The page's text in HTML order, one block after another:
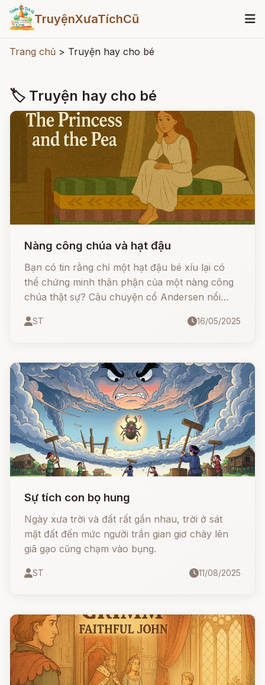
TruyệnXưaTíchCũ
Trang chủ > Truyện hay cho bé
🏷 Truyện hay cho bé
Nàng công chúa và hạt đậu
Bạn có tin rằng chỉ một hạt đậu bé xíu lại có
thể chứng minh thân phận của một nàng công
chúa thật sự? Câu chuyện cổ Andersen nổi
bạn đến một thế giới đầy kỳ diệu, nơi lòng kiên
ngờ này nhé!
ST 16/05/2025
Sự tích con bọ hung
Ngày xưa trời và đất rất gần nhau, trời ở sát
mặt đất đến mức người trần gian giơ chày lên
giã gạo cũng chạm vào bụng.
ST 11/08/2025